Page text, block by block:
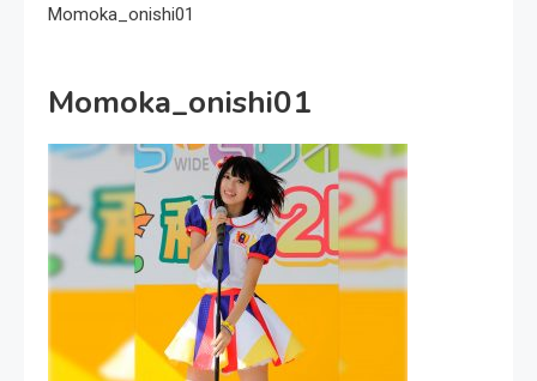
Momoka_onishi01
Momoka_onishi01